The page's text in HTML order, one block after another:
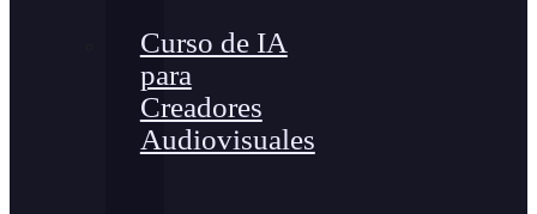
Curso de IA
para
Creadores
Audiovisuales